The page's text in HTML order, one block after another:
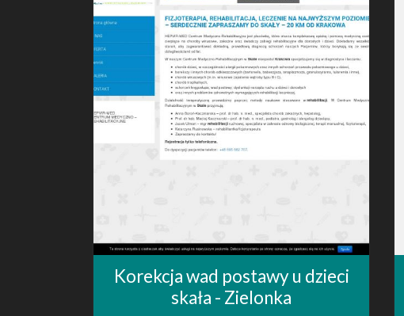
Korekcja wad postawy u dzieci
skała - Zielonka